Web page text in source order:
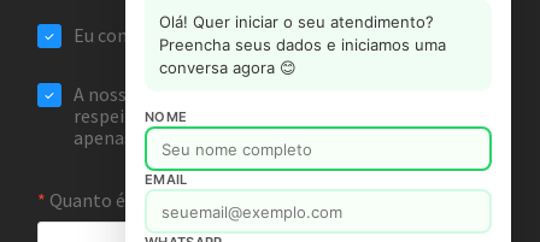
Olá! Quer iniciar o seu atendimento?
Preencha seus dados e iniciamos uma
conversa agora 😊
NOME
EMAIL